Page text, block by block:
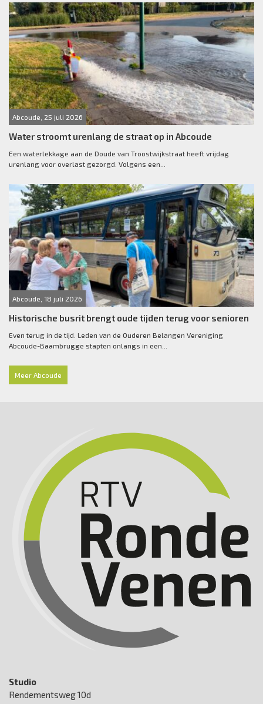
Abcoude, 25 juli 2026
Water stroomt urenlang de straat op in Abcoude
Een waterlekkage aan de Doude van Troostwijkstraat heeft vrijdag
urenlang voor overlast gezorgd. Volgens een...
Abcoude, 18 juli 2026
Historische busrit brengt oude tijden terug voor senioren
Even terug in de tijd. Leden van de Ouderen Belangen Vereniging
Abcoude-Baambrugge stapten onlangs in een...
Meer Abcoude
Studio
Rendementsweg 10d